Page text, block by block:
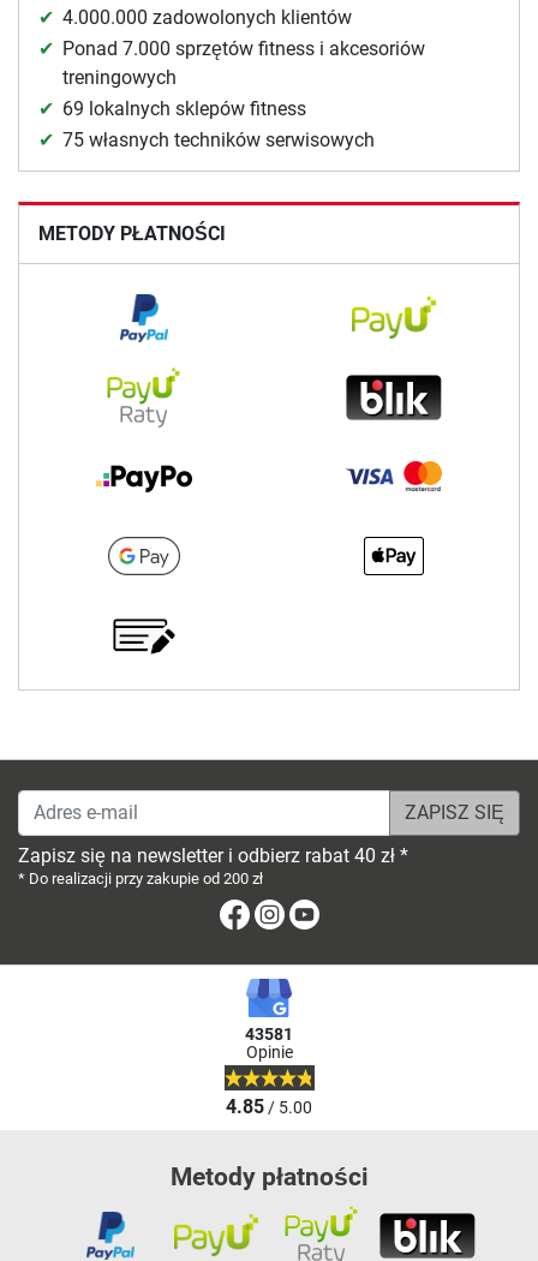
4.000.000 zadowolonych klientów
Ponad 7.000 sprzętów fitness i akcesoriów
treningowych
69 lokalnych sklepów fitness
75 własnych techników serwisowych
METODY PŁATNOŚCI
Adres e-mail
Zapisz się na newsletter i odbierz rabat 40 zł *
* Do realizacji przy zakupie od 200 zł
FacebookInstagram
43581
Opinie
4.85/ 5.00
Metody płatności